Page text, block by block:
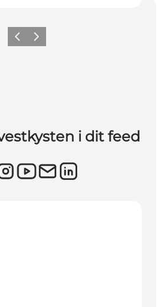
ForrigeNæste
i dit feed